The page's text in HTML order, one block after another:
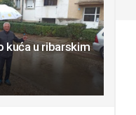
kuća u ribarskim